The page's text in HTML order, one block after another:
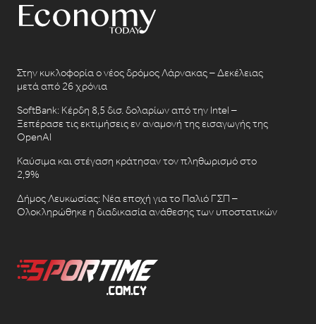
Στην κυκλοφορία ο νέος δρόμος Λάρνακας – Δεκέλειας
μετά από 26 χρόνια
SoftBank: Κέρδη 8,5 δισ. δολαρίων από την Intel –
Ξεπέρασε τις εκτιμήσεις εν αναμονή της εισαγωγής της
OpenAI
Καύσιμα και στέγαση κράτησαν τον πληθωρισμό στο
2,9%
Δήμος Λευκωσίας: Νέα εποχή για το Παλιό ΓΣΠ –
Ολοκληρώθηκε η διαδικασία ανάθεσης των υποστατικών